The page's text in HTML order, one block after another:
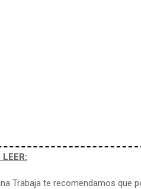
Trabaja te recomendamos que